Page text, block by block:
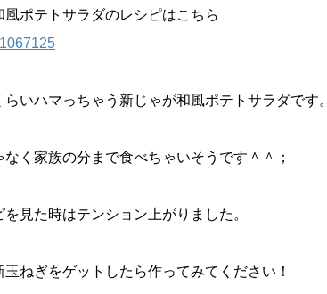
ポテトサラダのレシピはこちら
いハマっちゃう新じゃが和風ポテトサラダです。
く家族の分まで食べちゃいそうです＾＾；
見た時はテンション上がりました。
ねぎをゲットしたら作ってみてください！